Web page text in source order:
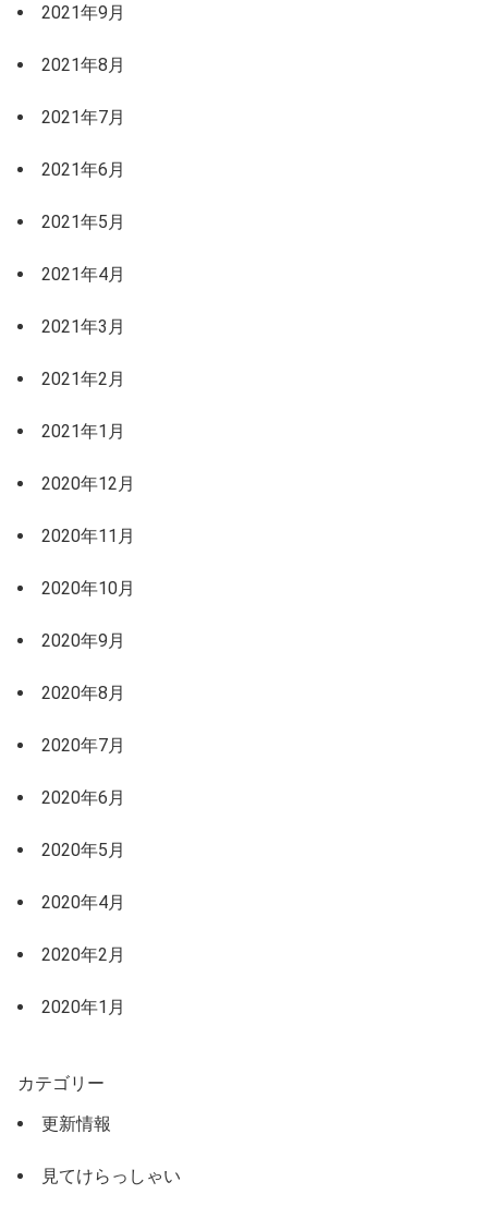
2021年9月
2021年8月
2021年7月
2021年6月
2021年5月
2021年4月
2021年3月
2021年2月
2021年1月
2020年12月
2020年11月
2020年10月
2020年9月
2020年8月
2020年7月
2020年6月
2020年5月
2020年4月
2020年2月
2020年1月
カテゴリー
更新情報
見てけらっしゃい